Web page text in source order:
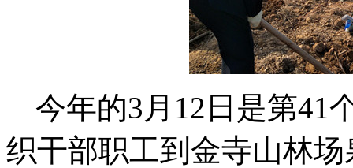
今年的3月12日是第41
织干部职工到金寺山林